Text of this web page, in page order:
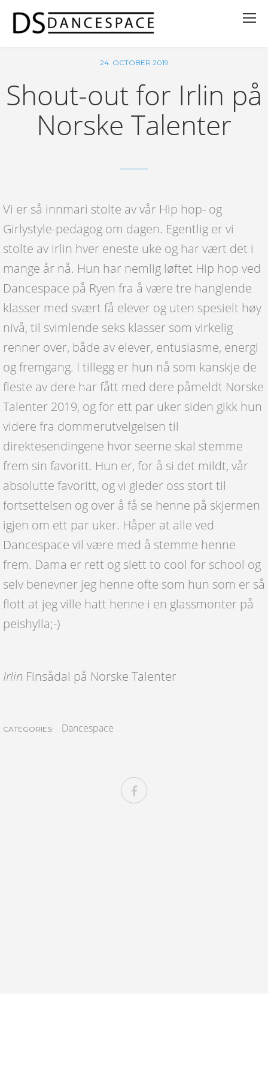
24. OCTOBER 2019
Shout-out for Irlin på
Norske Talenter
Vi er så innmari stolte av vår Hip hop- og
Girlystyle-pedagog om dagen. Egentlig er vi
stolte av Irlin hver eneste uke og har vært det i
mange år nå. Hun har nemlig løftet Hip hop ved
Dancespace på Ryen fra å være tre hanglende
klasser med svært få elever og uten spesielt høy
nivå, til svimlende seks klasser som virkelig
renner over, både av elever, entusiasme, energi
og fremgang. I tillegg er hun nå som kanskje de
fleste av dere har fått med dere påmeldt Norske
Talenter 2019, og for ett par uker siden gikk hun
videre fra dommerutvelgelsen til
direktesendingene hvor seerne skal stemme
frem sin favoritt. Hun er, for å si det mildt, vår
absolutte favoritt, og vi gleder oss stort til
fortsettelsen og over å få se henne på skjermen
igjen om ett par uker. Håper at alle ved
Dancespace vil være med å stemme henne
frem. Dama er rett og slett to cool for school og
selv benevner jeg henne ofte som hun som er så
flott at jeg ville hatt henne i en glassmonter på
peishylla;-)
Irlin Finsådal på Norske Talenter
CATEGORIES: Dancespace